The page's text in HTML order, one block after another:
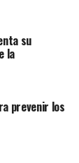
su
la
prevenir los